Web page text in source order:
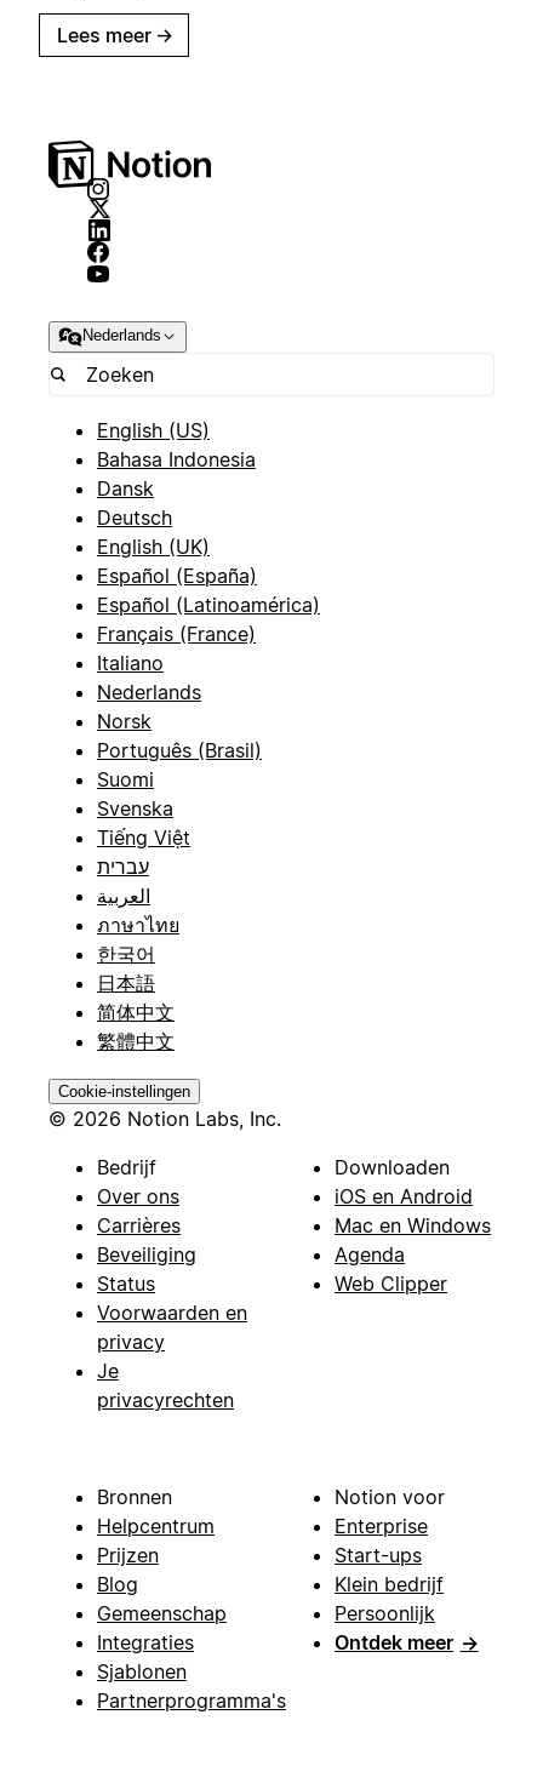
Lees meer →
Nederlands
English (US)
Bahasa Indonesia
Dansk
Deutsch
English (UK)
Español (España)
Español (Latinoamérica)
Français (France)
Italiano
Nederlands
Norsk
Português (Brasil)
Suomi
Svenska
Tiếng Việt
עברית
العربية
ภาษาไทย
한국어
日本語
简体中文
繁體中文
Cookie-instellingen
© 2026 Notion Labs, Inc.
Bedrijf
Over ons
Carrières
Beveiliging
Status
Voorwaarden en
privacy
Je
privacyrechten
Downloaden
iOS en Android
Mac en Windows
Agenda
Web Clipper
Bronnen
Helpcentrum
Prijzen
Blog
Gemeenschap
Integraties
Sjablonen
Partnerprogramma's
Notion voor
Enterprise
Start-ups
Klein bedrijf
Persoonlijk
Ontdek meer →